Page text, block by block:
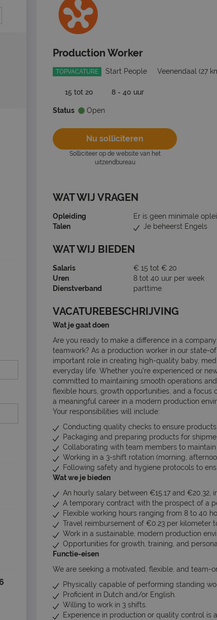
Production Worker
TOPVACATURE Start People Veenendaal (27
15 tot 20 8 - 40 uur
Status Open
Nu solliciteren
Solliciteer op de website van het
uitzendbureau
WAT WIJ VRAGEN
Opleiding
Er is geen minimale
Talen
Je beheerst Engels
WAT WIJ BIEDEN
Salaris
€ 15 tot € 20
Uren
8 tot 40 uur per week
Dienstverband
parttime
VACATUREBESCHRIJVING
Wat je gaat doen
Are you ready to make a difference in a
teamwork? As a production worker in our state-
important role in creating high-quality baby,
everyday life. Whether you’re experienced or
committed to maintaining smooth operations
flexible hours, growth opportunities, and a focus
a meaningful career in a modern production
Your responsibilities will include:
Conducting quality checks to ensure
Packaging and preparing products for
Collaborating with team members to
Working in a 3-shift rotation (morning,
Following safety and hygiene protocols to
Wat we je bieden
An hourly salary between €15.17 and €20.32,
A temporary contract with the prospect of a
Flexible working hours ranging from 8 to 40
Travel reimbursement of €0.23 per kilometer
Work in a sustainable, modern production
Opportunities for growth, training, and
Functie-eisen
We are seeking a motivated, flexible, and team-
Physically capable of performing standing
Proficient in Dutch and/or English.
Willing to work in 3 shifts.
Experience in production or quality control is